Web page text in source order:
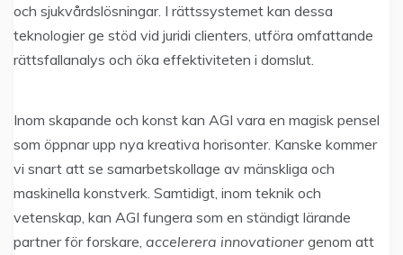
och sjukvårdslösningar. I rättssystemet kan dessa
teknologier ge stöd vid juridi clienters, utföra omfattande
rättsfallanalys och öka effektiviteten i domslut.
Inom skapande och konst kan AGI vara en magisk pensel
som öppnar upp nya kreativa horisonter. Kanske kommer
vi snart att se samarbetskollage av mänskliga och
maskinella konstverk. Samtidigt, inom teknik och
vetenskap, kan AGI fungera som en ständigt lärande
partner för forskare, accelerera innovationer genom att